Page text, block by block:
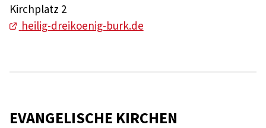
Kirchplatz 2
heilig-dreikoenig-burk.de
EVANGELISCHE KIRCHEN